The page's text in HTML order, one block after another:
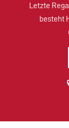
Letzte
besteht